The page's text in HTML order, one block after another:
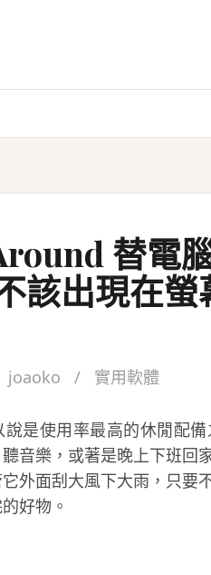
替電
該出現在
joaoko 實用軟體
說是使用率最高的休閒配
音樂，或著是晚上下班回
外面刮大風下大雨，只要
好物。